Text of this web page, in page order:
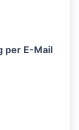
per E-Mail